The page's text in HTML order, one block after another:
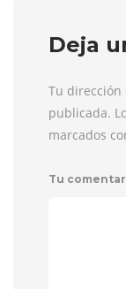
Deja
Tu dirección
publicada.
marcados
Tu